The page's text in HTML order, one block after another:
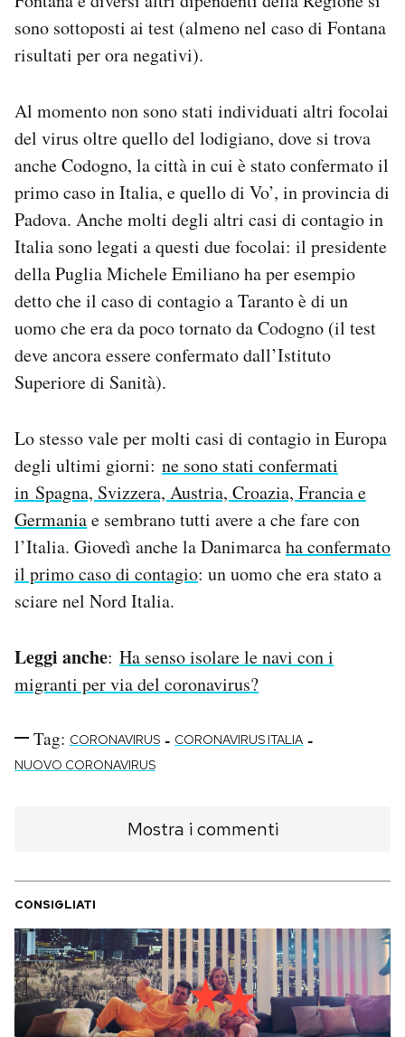
sono sottoposti ai test (almeno nel caso di Fontana
risultati per ora negativi).
Al momento non sono stati individuati altri focolai
del virus oltre quello del lodigiano, dove si trova
anche Codogno, la città in cui è stato confermato il
primo caso in Italia, e quello di Vo’, in provincia di
Padova. Anche molti degli altri casi di contagio in
Italia sono legati a questi due focolai: il presidente
della Puglia Michele Emiliano ha per esempio
detto che il caso di contagio a Taranto è di un
uomo che era da poco tornato da Codogno (il test
deve ancora essere confermato dall’Istituto
Superiore di Sanità).
Lo stesso vale per molti casi di contagio in Europa
degli ultimi giorni: ne sono stati confermati
in Spagna, Svizzera, Austria, Croazia, Francia e
Germaniae sembrano tutti avere a che fare con
l’Italia. Giovedì anche la Danimarcaha confermato
il primo caso di contagio: un uomo che era stato a
sciare nel Nord Italia.
Leggi anche: Ha senso isolare le navi con i
migranti per via del coronavirus?
Tag: CORONAVIRUS - CORONAVIRUS ITALIA -
NUOVO CORONAVIRUS
Mostra i commenti
CONSIGLIATI